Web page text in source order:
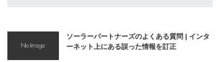
ソーラーパートナーズのよくある質問 | インタ
ーネット上にある誤った情報を訂正